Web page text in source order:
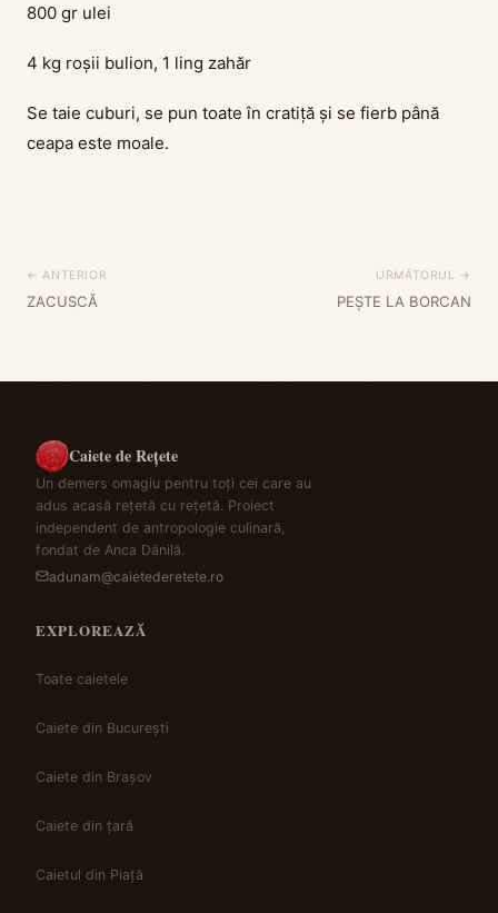
800 gr ulei
4 kg roșii bulion, 1 ling zahăr
Se taie cuburi, se pun toate în cratiță și se fierb până
ceapa este moale.
← ANTERIOR
ZACUSCĂ
URMĂTORUL →
PEŞTE LA BORCAN
Caiete de Rețete
Un demers omagiu pentru toți cei care au
adus acasă rețetă cu rețetă. Proiect
independent de antropologie culinară,
fondat de Anca Dănilă.
adunam@caietederetete.ro
EXPLOREAZĂ
Toate caietele
Caiete din București
Caiete din Brașov
Caiete din țară
Caietul din Piață